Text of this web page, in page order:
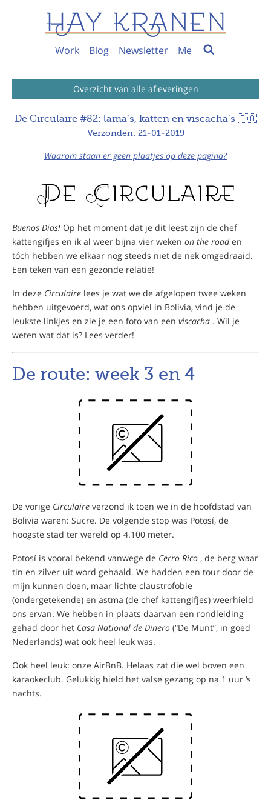
Work Blog Newsletter Me
Overzicht van alle afleveringen
De Circulaire #82: lama’s, katten en viscacha’s 🇧🇴
Verzonden: 21-01-2019
Waarom staan er geen plaatjes op deze pagina?
Buenos Dias! Op het moment dat je dit leest zijn de chef
kattengifjes en ik al weer bijna vier weken on the roaden
tóch hebben we elkaar nog steeds niet de nek omgedraaid.
Een teken van een gezonde relatie!
In deze Circulaire lees je wat we de afgelopen twee weken
hebben uitgevoerd, wat ons opviel in Bolivia, vind je de
leukste linkjes en zie je een foto van een viscacha . Wil je
weten wat dat is? Lees verder!
De route: week 3 en 4
De vorige Circulaire verzond ik toen we in de hoofdstad van
Bolivia waren: Sucre. De volgende stop was Potosí, de
hoogste stad ter wereld op 4.100 meter.
Potosí is vooral bekend vanwege de Cerro Rico , de berg waar
tin en zilver uit word gehaald. We hadden een tour door de
mijn kunnen doen, maar lichte claustrofobie
(ondergetekende) en astma (de chef kattengifjes) weerhield
ons ervan. We hebben in plaats daarvan een rondleiding
gehad door het Casa National de Dinero (“De Munt”, in goed
Nederlands) wat ook heel leuk was.
Ook heel leuk: onze AirBnB. Helaas zat die wel boven een
karaokeclub. Gelukkig hield het valse gezang op na 1 uur ‘s
nachts.